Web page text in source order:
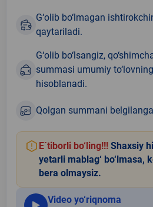
G‘olib bo‘lmagan
qaytariladi.
G‘olib bo‘lsangiz,
summasi umumiy
hisoblanadi.
Qolgan summani
E`tiborli bo‘ling!!! Shaxsiy
yetarli mablag‘ bo‘lmasa,
bera olmaysiz.
Video yo‘riqnoma